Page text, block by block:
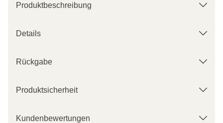
Produktbeschreibung
Details
Rückgabe
Produktsicherheit
Kundenbewertungen